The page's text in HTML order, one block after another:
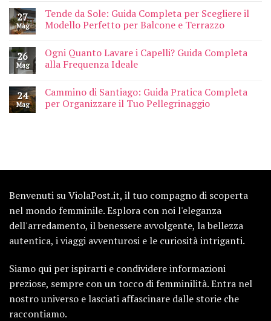
27
Mag
Tende da Sole: Guida Completa per Scegliere il
Modello Perfetto per Balcone e Terrazzo
26
Mag
Ogni Quanto Lavare i Capelli? Guida Completa
alla Frequenza Ideale
24
Mag
Cammino di Santiago: Guida Pratica Completa
per Organizzare il Tuo Pellegrinaggio
Benvenuti su ViolaPost.it, il tuo compagno di scoperta
nel mondo femminile. Esplora con noi l'eleganza
dell'arredamento, il benessere avvolgente, la bellezza
autentica, i viaggi avventurosi e le curiosità intriganti.
Siamo qui per ispirarti e condividere informazioni
preziose, sempre con un tocco di femminilità. Entra nel
nostro universo e lasciati affascinare dalle storie che
raccontiamo.